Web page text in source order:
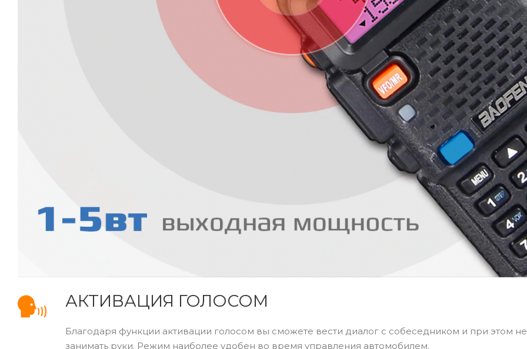
АКТИВАЦИЯ ГОЛОСОМ
Благодаря функции активации голосом вы сможете вести диалог с собеседником и при этом не
занимать руки. Режим наиболее удобен во время управления автомобилем.